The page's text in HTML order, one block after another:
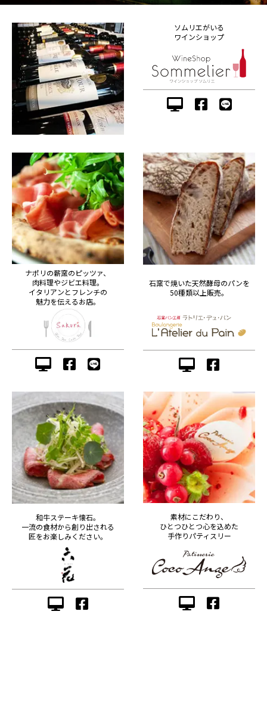
ソムリエがいる
ワインショップ
ナポリの薪窯のピッツァ、
肉料理やジビエ料理。
イタリアンとフレンチの
魅力を伝えるお店。
石窯で焼いた天然酵母のパンを
50種類以上販売。
和牛ステーキ懐石。
一流の食材から創り出される
匠をお楽しみください。
素材にこだわり、
ひとつひとつ心を込めた
手作りパティスリー